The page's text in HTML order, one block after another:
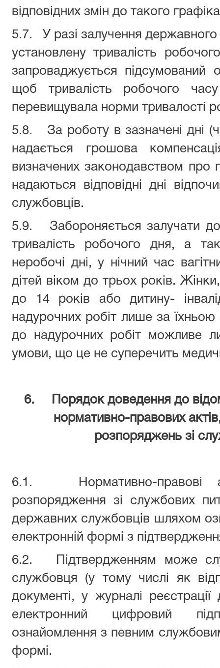
відповідних змін до такого
5.7. У разі залучення
установлену тривалість
запроваджується підсумований
щоб тривалість робочого
перевищувала норми тривалості
5.8. За роботу в зазначені дні
надається грошова
визначених законодавством про
надаються відповідні дні
службовців.
5.9. Забороняється залучати
тривалість робочого дня, а
неробочі дні, у нічний час
дітей віком до трьох років.
до 14 років або дитину-
надурочних робіт лише за їхньою
до надурочних робіт можливе
умови, що це не суперечить
6. Порядок доведення до
нормативно-правових
розпоряджень зі
6.1. Нормативно-правові
розпорядження зі службових
державних службовців шляхом
електронній формі з
6.2. Підтвердженням може
службовця (у тому числі як
документі, у журналі реєстрації
електронний цифровий
ознайомлення з певним
формі.